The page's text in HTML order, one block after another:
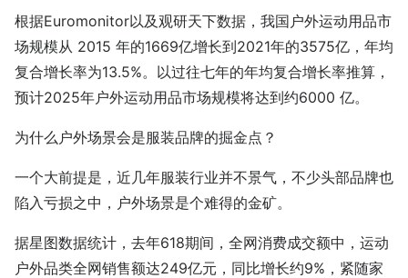
根据Euromonitor以及观研天下数据，我国户外运动用品市
场规模从 2015 年的1669亿增长到2021年的3575亿，年均
复合增长率为13.5%。以过往七年的年均复合增长率推算，
预计2025年户外运动用品市场规模将达到约6000 亿。
为什么户外场景会是服装品牌的掘金点？
一个大前提是，近几年服装行业并不景气，不少头部品牌也
陷入亏损之中，户外场景是个难得的金矿。
据星图数据统计，去年618期间，全网消费成交额中，运动
户外品类全网销售额达249亿元，同比增长约9%，紧随家